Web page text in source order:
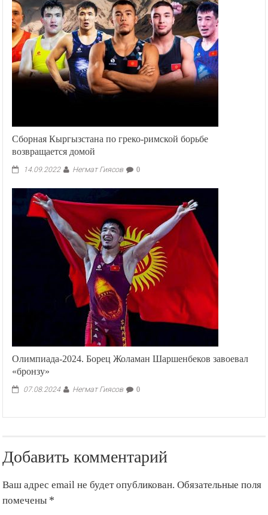
V
Кубок
президента
КР
по
шахматам
среди
детей
Сборная Кыргызстана по греко-римской борьбе
возвращается домой
14.09.2022 Негмат Гиясов 0
Олимпиада-2024. Борец Жоламан Шаршенбеков завоевал
«бронзу»
07.08.2024 Негмат Гиясов 0
Добавить комментарий
Ваш адрес email не будет опубликован. Обязательные поля
помечены *